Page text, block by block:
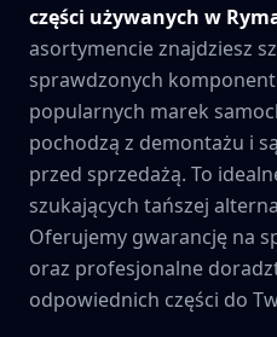
części używanych w
asortymencie znajdziesz
sprawdzonych
popularnych marek
pochodzą z demontażu i
przed sprzedażą. To
szukających tańszej
Oferujemy gwarancję na
oraz profesjonalne
odpowiednich części do